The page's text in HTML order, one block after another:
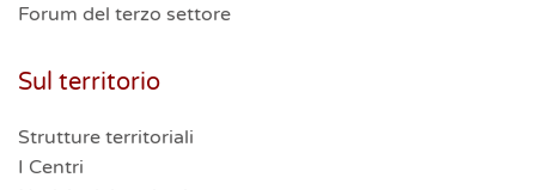
Forum del terzo settore
Sul territorio
Strutture territoriali
I Centri